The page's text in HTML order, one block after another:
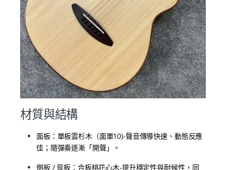
材質與結構
面板：單板雲杉木（面單10)-聲音傳導快速、動態反應
佳；隨彈奏逐漸「開聲」。
側板 / 背板：合板桃花心木-提升穩定性與耐候性，同